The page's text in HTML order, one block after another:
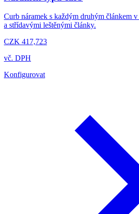
Curb náramek s každým druhým článkem
a střídavými leštěnými články.
CZK 417,723
vč. DPH
Konfigurovat